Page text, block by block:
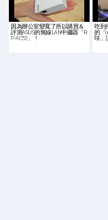
因為辦公室變寬了所以購買＆
評測ASUS的無線LAN中繼器「R
P-AC52」！
吃到
的「
味」